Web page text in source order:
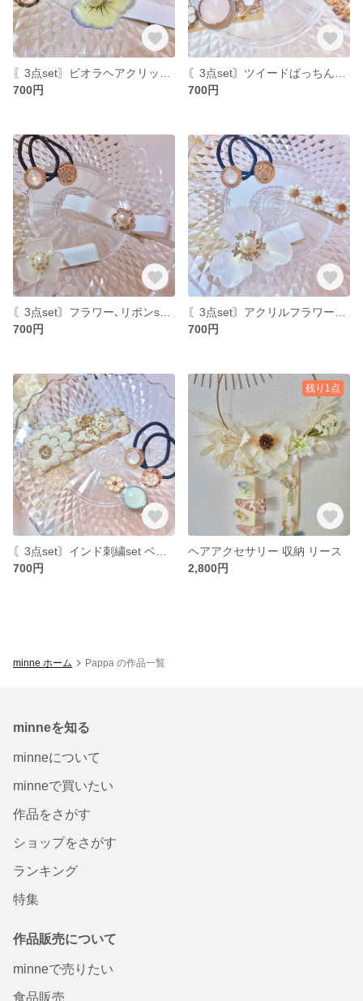
700円
700円
700円
700円
700円
残り1点
ヘアアクセサリー 収納 リース
2,800円
minne ホーム Pappa の作品一覧
minneを知る
minneについて
minneで買いたい
作品をさがす
ショップをさがす
ランキング
特集
作品販売について
minneで売りたい
食品販売